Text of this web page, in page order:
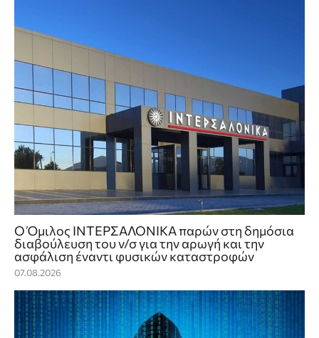
Ο Όμιλος ΙΝΤΕΡΣΑΛΟΝΙΚΑ παρών στη δημόσια
διαβούλευση του ν/σ για την αρωγή και την
ασφάλιση έναντι φυσικών καταστροφών
07.08.2026